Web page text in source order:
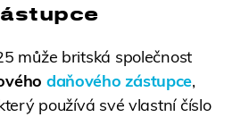
může britská společnost
daňového zástupce,
používá své vlastní číslo